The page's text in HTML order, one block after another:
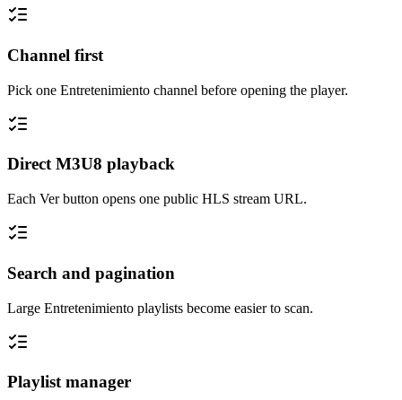
Channel first
Pick one Entretenimiento channel before opening the player.
Direct M3U8 playback
Each Ver button opens one public HLS stream URL.
Search and pagination
Large Entretenimiento playlists become easier to scan.
Playlist manager